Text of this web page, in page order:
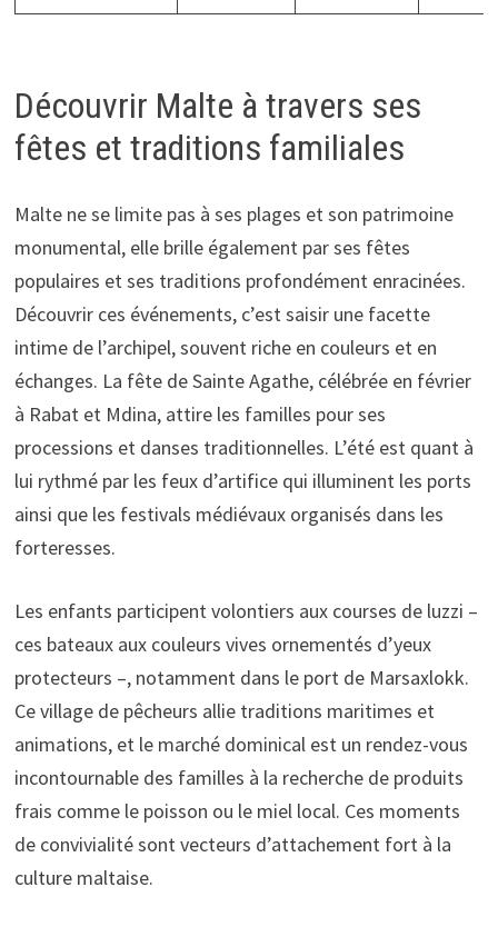
Découvrir Malte à travers ses
fêtes et traditions familiales
Malte ne se limite pas à ses plages et son patrimoine
monumental, elle brille également par ses fêtes
populaires et ses traditions profondément enracinées.
Découvrir ces événements, c’est saisir une facette
intime de l’archipel, souvent riche en couleurs et en
échanges. La fête de Sainte Agathe, célébrée en février
à Rabat et Mdina, attire les familles pour ses
processions et danses traditionnelles. L’été est quant à
lui rythmé par les feux d’artifice qui illuminent les ports
ainsi que les festivals médiévaux organisés dans les
forteresses.
Les enfants participent volontiers aux courses de luzzi –
ces bateaux aux couleurs vives ornementés d’yeux
protecteurs –, notamment dans le port de Marsaxlokk.
Ce village de pêcheurs allie traditions maritimes et
animations, et le marché dominical est un rendez-vous
incontournable des familles à la recherche de produits
frais comme le poisson ou le miel local. Ces moments
de convivialité sont vecteurs d’attachement fort à la
culture maltaise.